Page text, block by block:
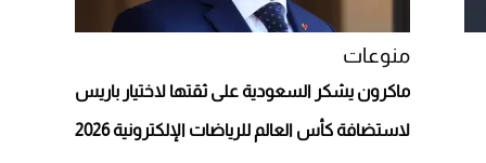
منوعات
ماكرون يشكر السعودية على ثقتها لاختيار باريس
لاستضافة كأس العالم للرياضات الإلكترونية 2026